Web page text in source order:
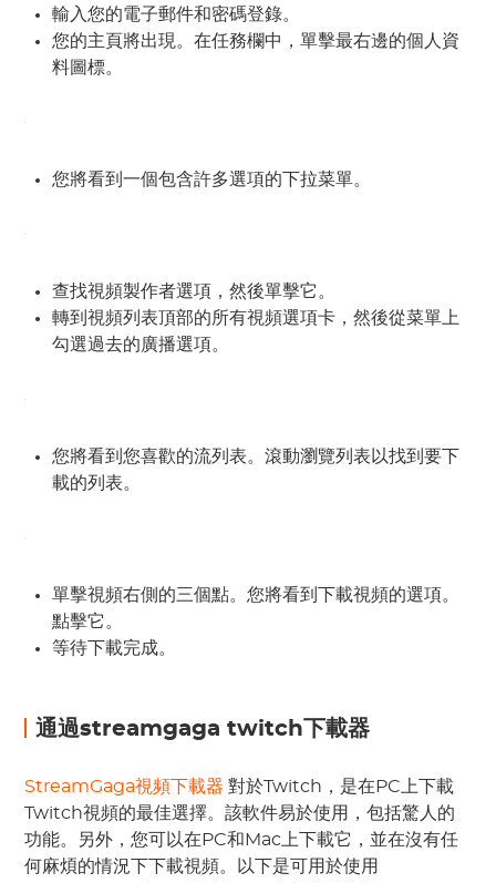
輸入您的電子郵件和密碼登錄。
您的主頁將出現。在任務欄中，單擊最右邊的個人資
料圖標。
您將看到一個包含許多選項的下拉菜單。
查找視頻製作者選項，然後單擊它。
轉到視頻列表頂部的所有視頻選項卡，然後從菜單上
勾選過去的廣播選項。
您將看到您喜歡的流列表。滾動瀏覽列表以找到要下
載的列表。
單擊視頻右側的三個點。您將看到下載視頻的選項。
點擊它。
等待下載完成。
通過streamgaga twitch下載器
StreamGaga視頻下載器對於Twitch，是在PC上下載
Twitch視頻的最佳選擇。該軟件易於使用，包括驚人的
功能。另外，您可以在PC和Mac上下載它，並在沒有任
何麻煩的情況下下載視頻。以下是可用於使用